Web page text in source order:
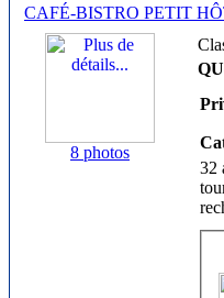
CAFÉ-BISTRO PETIT
8 photos
32